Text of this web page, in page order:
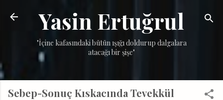
Ana içeriğe atla
Yasin Ertuğrul
"İçine kafasındaki bütün ışığı doldurup dalgalara
atacağı bir şişe"
Sebep-Sonuç Kıskacında Tevekkül